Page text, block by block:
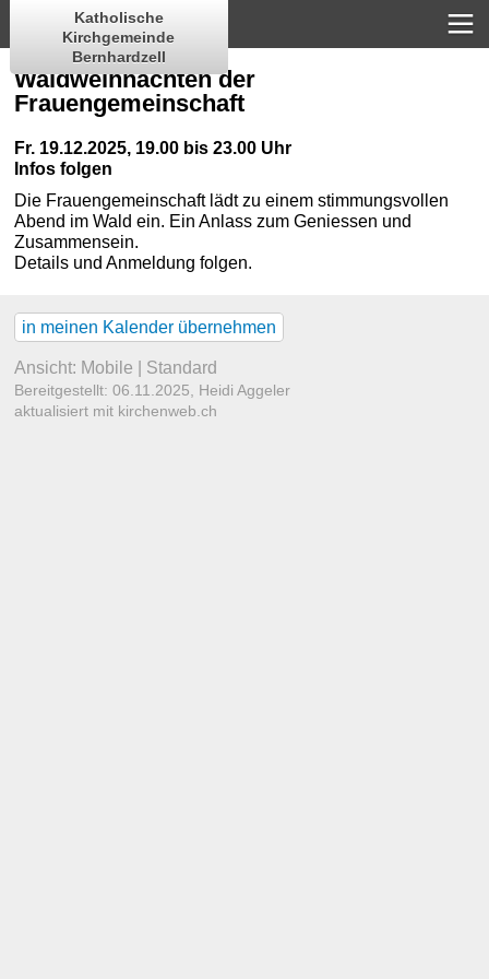
Katholische
Kirchgemeinde
Bernhardzell
Waldweihnachten der
Frauengemeinschaft
Fr. 19.12.2025, 19.00 bis 23.00 Uhr
Infos folgen
Die Frauengemeinschaft lädt zu einem stimmungsvollen
Abend im Wald ein. Ein Anlass zum Geniessen und
Zusammensein.
Details und Anmeldung folgen.
in meinen Kalender übernehmen
Ansicht: Mobile Standard
Bereitgestellt: 06.11.2025, Heidi Aggeler
aktualisiert mit kirchenweb.ch